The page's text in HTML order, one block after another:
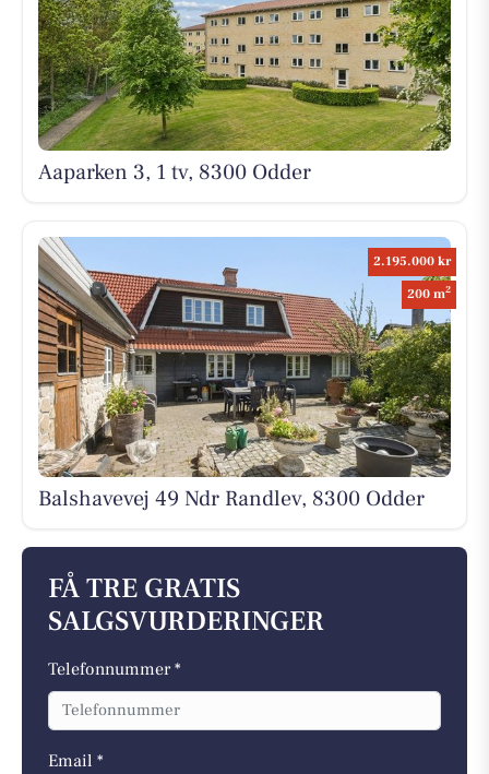
Aaparken 3, 1 tv, 8300 Odder
2.195.000 kr
200 m2
Balshavevej 49 Ndr Randlev, 8300 Odder
FÅ TRE GRATIS
SALGSVURDERINGER
Telefonnummer *
Email *